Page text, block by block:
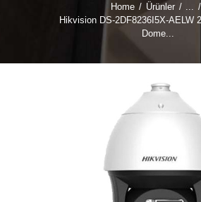
Home Ürünler
...
Hikvision DS-2DF8236I5X-AELW
Dome...